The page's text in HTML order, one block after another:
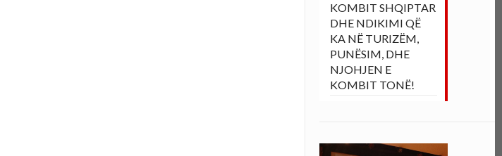
KOMBIT SHQIPTAR
DHE NDIKIMI QË
KA NË TURIZËM,
PUNËSIM, DHE
NJOHJEN E
KOMBIT TONË!